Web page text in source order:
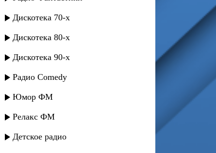
Дискотека 70-х
Дискотека 80-х
Дискотека 90-х
Радио Comedy
Юмор ФМ
Релакс ФМ
Детское радио